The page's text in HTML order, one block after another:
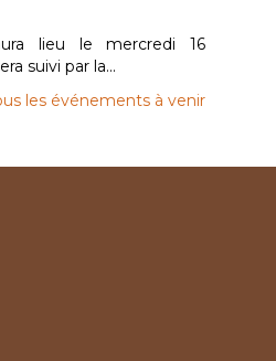
lieu le mercredi 16
suivi par la...
les événements à venir